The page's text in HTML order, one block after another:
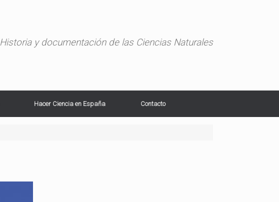
Historia y documentación de las Ciencias Naturales
Hacer Ciencia en España Contacto